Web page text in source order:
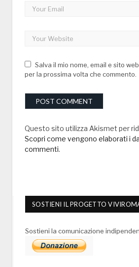
Salva il mio nome, email e sito
per la prossima volta che commento.
Questo sito utilizza Akismet per
Scopri come vengono elaborati i
commenti.
SOSTIENI IL PROGETTO
Sostieni la comunicazione